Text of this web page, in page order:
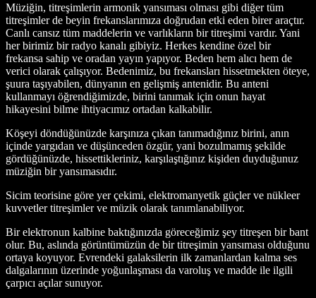
Müziğin, titreşimlerin armonik yansıması olması gibi diğer tüm
titreşimler de beyin frekanslarımıza doğrudan etki eden birer araçtır.
Canlı cansız tüm maddelerin ve varlıkların bir titreşimi vardır. Yani
her birimiz bir radyo kanalı gibiyiz. Herkes kendine özel bir
frekansa sahip ve oradan yayın yapıyor. Beden hem alıcı hem de
verici olarak çalışıyor. Bedenimiz, bu frekansları hissetmekten öteye,
şuura taşıyabilen, dünyanın en gelişmiş antenidir. Bu anteni
kullanmayı öğrendiğimizde, birini tanımak için onun hayat
hikayesini bilme ihtiyacımız ortadan kalkabilir.
Köşeyi döndüğünüzde karşınıza çıkan tanımadığınız birini, anın
içinde yargıdan ve düşünceden özgür, yani bozulmamış şekilde
gördüğünüzde, hissettikleriniz, karşılaştığınız kişiden duyduğunuz
müziğin bir yansımasıdır.
Sicim teorisine göre yer çekimi, elektromanyetik güçler ve nükleer
kuvvetler titreşimler ve müzik olarak tanımlanabiliyor.
Bir elektronun kalbine baktığınızda göreceğimiz şey titreşen bir bant
olur. Bu, aslında görüntümüzün de bir titreşimin yansıması olduğunu
ortaya koyuyor. Evrendeki galaksilerin ilk zamanlardan kalma ses
dalgalarının üzerinde yoğunlaşması da varoluş ve madde ile ilgili
çarpıcı açılar sunuyor.